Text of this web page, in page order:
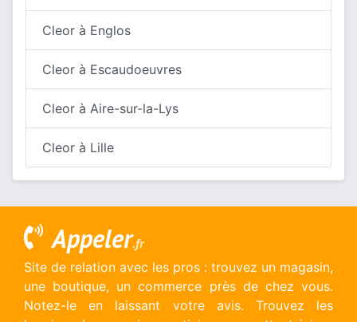
Cleor à Englos
Cleor à Escaudoeuvres
Cleor à Aire-sur-la-Lys
Cleor à Lille
Appeler.fr
Site de relation avec les pros : trouvez un magasin,
une boutique, un commerce près de chez vous.
Notez-le en laissant votre avis. Trouvez les